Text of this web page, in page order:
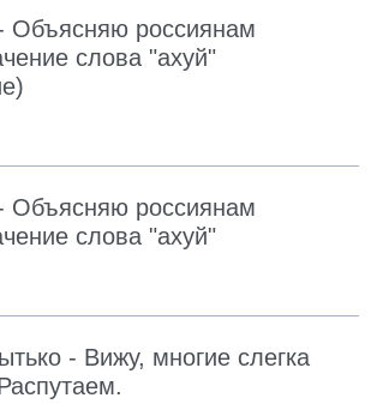
Объясняю россиянам
слова "ахуй"
Объясняю россиянам
слова "ахуй"
- Вижу, многие слегка